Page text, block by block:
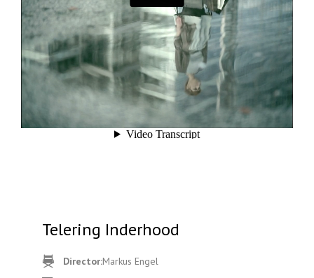
Telering Inderhood
Director:Markus Engel